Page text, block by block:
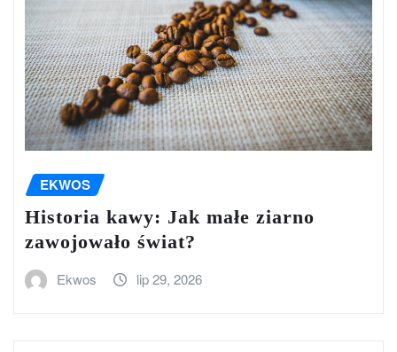
EKWOS
Historia kawy: Jak małe ziarno
zawojowało świat?
Ekwos lip 29, 2026